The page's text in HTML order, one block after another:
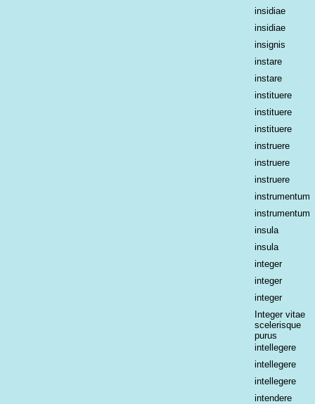
insidiae
insidiae
insignis
instare
instare
instituere
instituere
instituere
instruere
instruere
instruere
instrumentum
instrumentum
insula
insula
integer
integer
integer
Integer vitae
scelerisque
purus
intellegere
intellegere
intellegere
intendere